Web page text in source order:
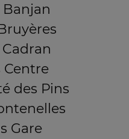
Banjan
Centre
des Pins
Gare